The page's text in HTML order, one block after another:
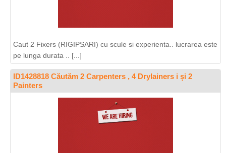
Caut 2 Fixers (RIGIPSARI) cu scule si experienta.. lucrarea este
pe lunga durata .. [...]
ID1428818 Căutăm 2 Carpenters , 4 Drylainers i și 2
Painters